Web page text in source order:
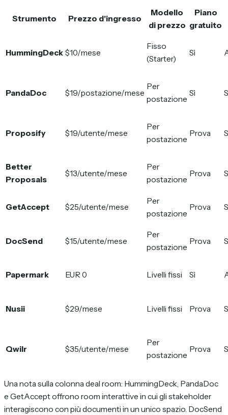
Strumento Prezzo d'ingresso
Modello
di prezzo
Piano
gratuito
HummingDeck $10/mese
Fisso
(Starter)
Sì
PandaDoc $19/postazione/mese
Per
postazione
Sì
Proposify $19/utente/mese
Per
postazione
Prova
Better
Proposals
$13/utente/mese
Per
postazione
Prova
GetAccept $25/utente/mese
Per
postazione
Prova
DocSend $15/utente/mese
Per
postazione
Prova
Papermark EUR 0 Livelli fissi Sì
Nusii $29/mese Livelli fissi Prova
Qwilr $35/utente/mese
Per
postazione
Prova
Una nota sulla colonna deal room: HummingDeck, PandaDoc
e GetAccept offrono room interattive in cui gli stakeholder
interagiscono con più documenti in un unico spazio. DocSend